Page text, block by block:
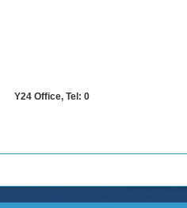
Y24 Office, Tel: 0